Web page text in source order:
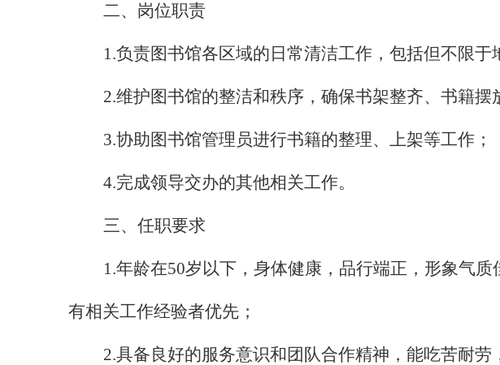
二、岗位职责
1.负责图书馆各区域的日常清洁工作，包括但不限于
2.维护图书馆的整洁和秩序，确保书架整齐、书籍摆
3.协助图书馆管理员进行书籍的整理、上架等工作；
4.完成领导交办的其他相关工作。
三、任职要求
1.年龄在50岁 以下 ，身体健康，品行端正 ， 形象气质
有相关工作经验者优先；
2.具备良好的服务意识和团队合作精神，能吃苦耐劳